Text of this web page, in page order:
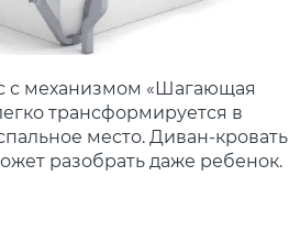
с механизмом «Шагающая
трансформируется в
место. Диван-кровать
разобрать даже ребенок.